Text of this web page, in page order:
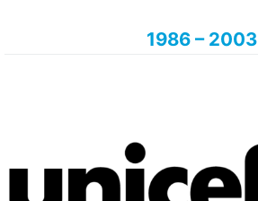
1986 – 2003